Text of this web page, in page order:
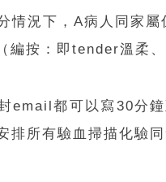
情況下，A病人同家
編按：即tender溫柔
email都可以寫30分
排所有驗血掃描化驗